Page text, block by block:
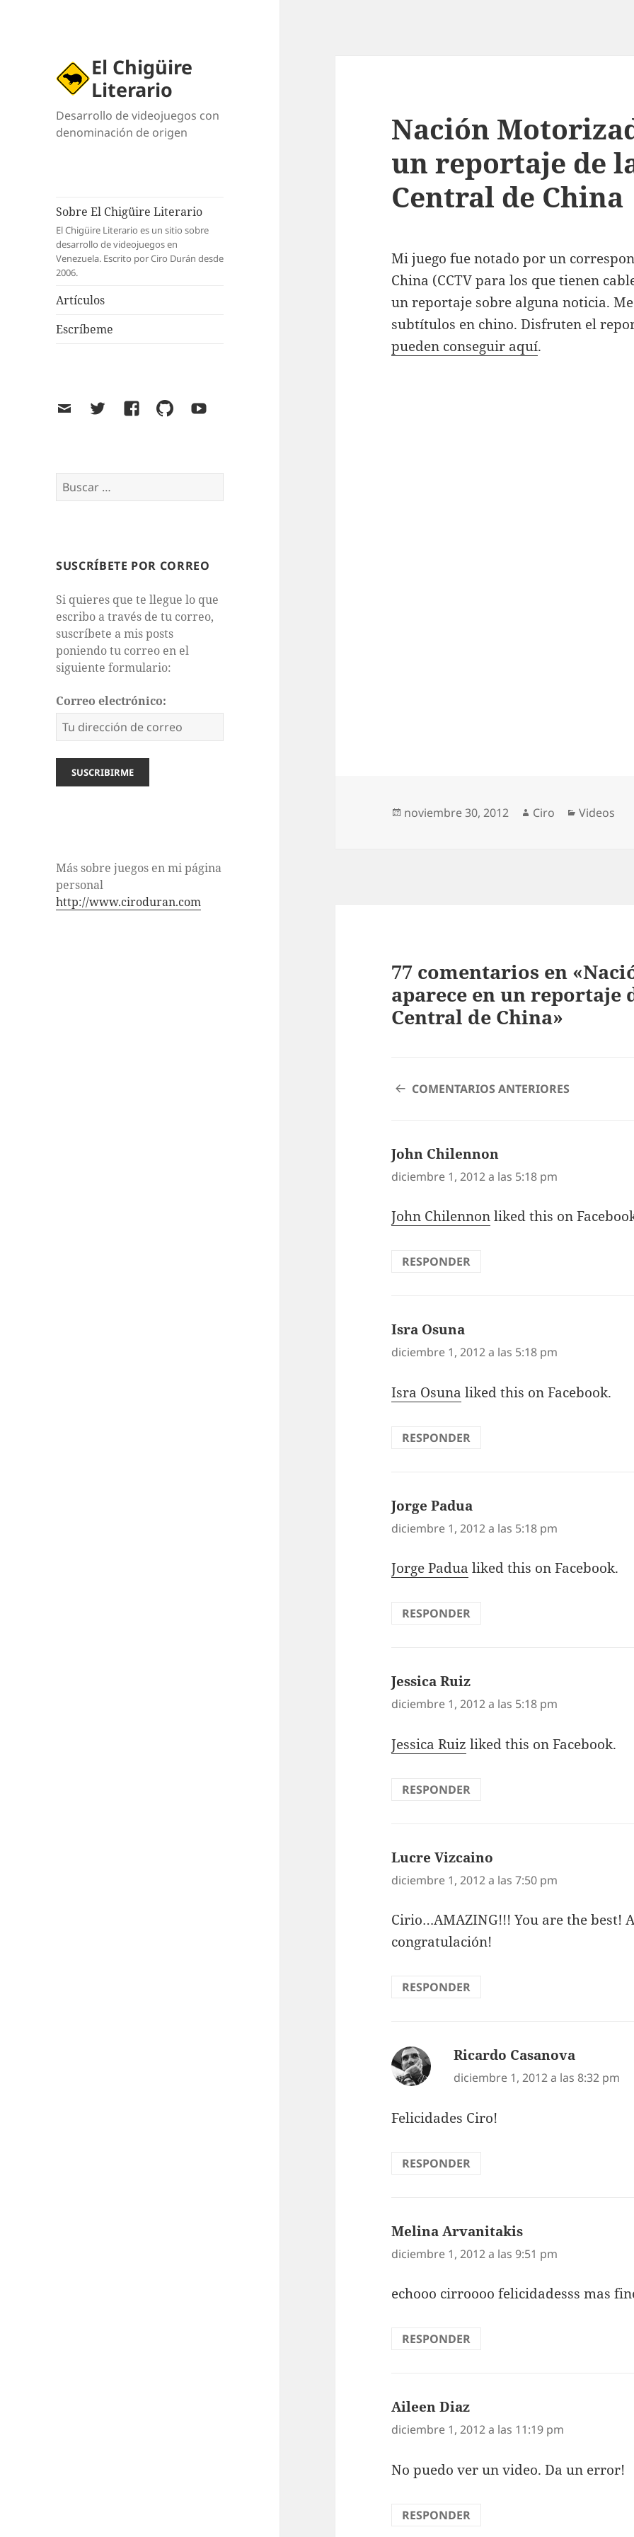
El Chigüire
Literario
Desarrollo de videojuegos con
denominación de origen
Sobre El Chigüire Literario
El Chigüire Literario es un sitio sobre
desarrollo de videojuegos en
Venezuela. Escrito por Ciro Durán desde
2006.
Artículos
Escríbeme
EmailTwitterFacebookGitHubYoutube
Buscar:
SUSCRÍBETE POR CORREO
Si quieres que te llegue lo que
escribo a través de tu correo,
suscríbete a mis posts
poniendo tu correo en el
siguiente formulario:
Correo electrónico:
Más sobre juegos en mi página
personal
http://www.ciroduran.com
Nación
un reportaje de
Central de China
Mi juego fue notado por un
China (CCTV para los que tienen
un reportaje sobre alguna noticia.
subtítulos en chino. Disfruten el
pueden conseguir aquí.
Publicado
noviembre 30, 2012 Autor
Ciro Videos
77 comentarios en
aparece en un reportaje
Central de China»
NAVEGACIÓN
COMENTARIOS ANTERIORES
John Chilennon
diciembre 1, 2012 a las 5:18 pm
John Chilennonliked this on
RESPONDER
Isra Osuna
diciembre 1, 2012 a las 5:18 pm
Isra Osuna liked this on Facebook.
RESPONDER
Jorge Padua
diciembre 1, 2012 a las 5:18 pm
Jorge Padua liked this on Facebook.
RESPONDER
Jessica Ruiz
diciembre 1, 2012 a las 5:18 pm
Jessica Ruiz liked this on Facebook.
RESPONDER
Lucre Vizcaino
diciembre 1, 2012 a las 7:50 pm
Cirio…AMAZING!!! You are the best!
congratulación!
RESPONDER
Ricardo Casanova
diciembre 1, 2012 a las 8:32 pm
Felicidades Ciro!
RESPONDER
Melina Arvanitakis
diciembre 1, 2012 a las 9:51 pm
echooo cirroooo felicidadesss mas
RESPONDER
Aileen Diaz
diciembre 1, 2012 a las 11:19 pm
No puedo ver un video. Da un error!
RESPONDER